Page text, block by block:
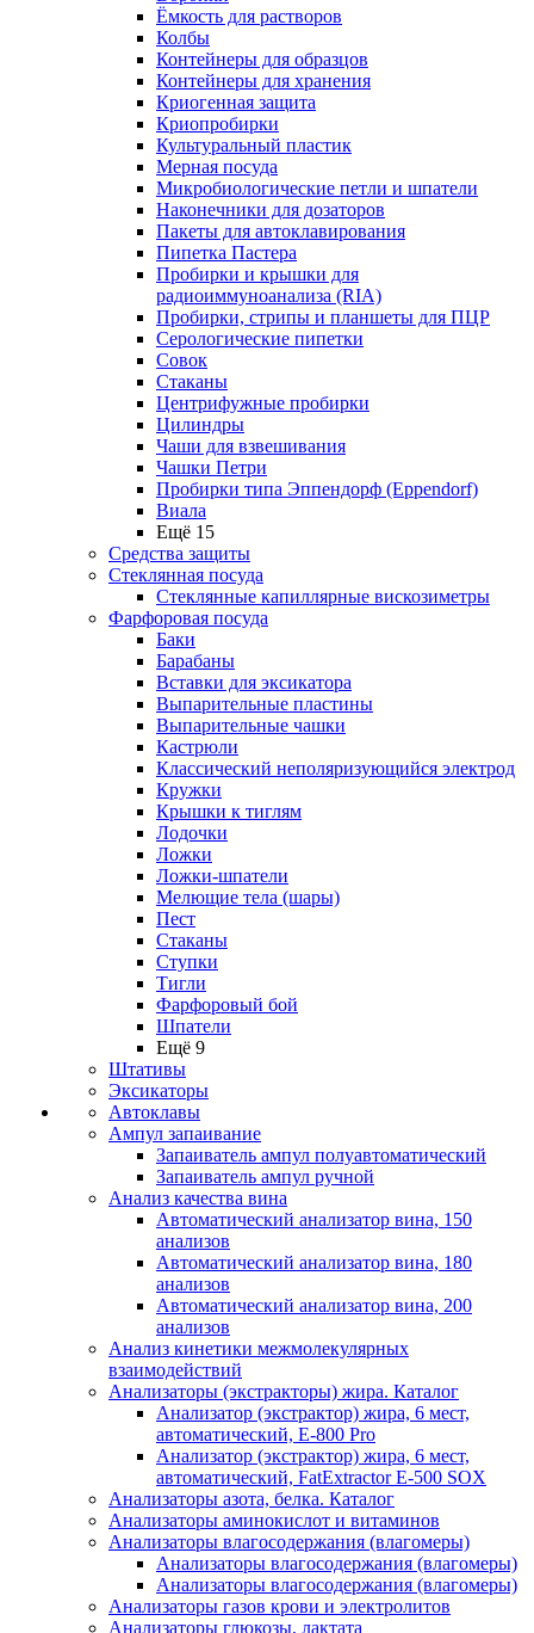
Ёмкость для растворов
Колбы
Контейнеры для образцов
Контейнеры для хранения
Криогенная защита
Криопробирки
Культуральный пластик
Мерная посуда
Микробиологические петли и шпатели
Наконечники для дозаторов
Пакеты для автоклавирования
Пипетка Пастера
Пробирки и крышки для
радиоиммуноанализа (RIA)
Пробирки, стрипы и планшеты для ПЦР
Серологические пипетки
Совок
Стаканы
Центрифужные пробирки
Цилиндры
Чаши для взвешивания
Чашки Петри
Пробирки типа Эппендорф (Eppendorf)
Виала
Ещё 15
Средства защиты
Стеклянная посуда
Стеклянные капиллярные вискозиметры
Фарфоровая посуда
Баки
Барабаны
Вставки для эксикатора
Выпарительные пластины
Выпарительные чашки
Кастрюли
Классический неполяризующийся электрод
Кружки
Крышки к тиглям
Лодочки
Ложки
Ложки-шпатели
Мелющие тела (шары)
Пест
Стаканы
Ступки
Тигли
Фарфоровый бой
Шпатели
Ещё 9
Штативы
Эксикаторы
Автоклавы
Ампул запаивание
Запаиватель ампул полуавтоматический
Запаиватель ампул ручной
Анализ качества вина
Автоматический анализатор вина, 150
анализов
Автоматический анализатор вина, 180
анализов
Автоматический анализатор вина, 200
анализов
Анализ кинетики межмолекулярных
взаимодействий
Анализаторы (экстракторы) жира. Каталог
Анализатор (экстрактор) жира, 6 мест,
автоматический, E-800 Pro
Анализатор (экстрактор) жира, 6 мест,
автоматический, FatExtractor E-500 SOX
Анализаторы азота, белка. Каталог
Анализаторы аминокислот и витаминов
Анализаторы влагосодержания (влагомеры)
Анализаторы влагосодержания (влагомеры)
Анализаторы влагосодержания (влагомеры)
Анализаторы газов крови и электролитов
Анализаторы глюкозы, лактата